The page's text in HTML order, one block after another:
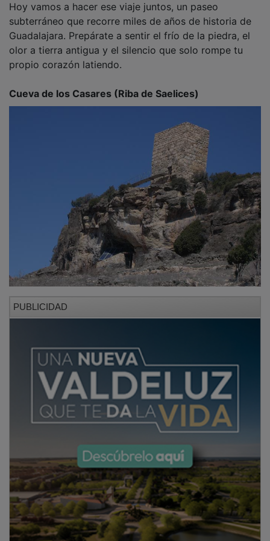
Hoy vamos a hacer ese viaje juntos, un paseo
subterráneo que recorre miles de años de historia de
Guadalajara. Prepárate a sentir el frío de la piedra, el
olor a tierra antigua y el silencio que solo rompe tu
propio corazón latiendo.
Cueva de los Casares (Riba de Saelices)
PUBLICIDAD